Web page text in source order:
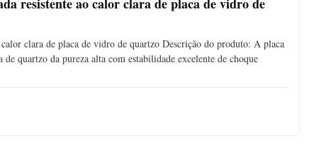
clara de placa de vidro de quartzo Descrição do produto: A placa
quartzo da pureza alta com estabilidade excelente de choque